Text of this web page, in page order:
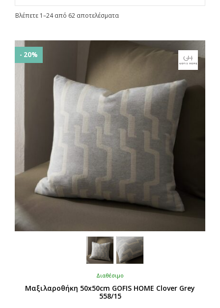
Βλέπετε 1–24 από 62 αποτελέσματα
- 20%
Διαθέσιμο
Μαξιλαροθήκη 50x50cm GOFIS HOME Clover Grey
558/15